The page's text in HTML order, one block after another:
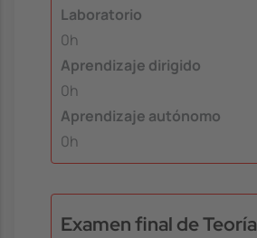
Laboratorio
0h
Aprendizaje dirigido
0h
Aprendizaje autónomo
0h
Examen final de Teoría